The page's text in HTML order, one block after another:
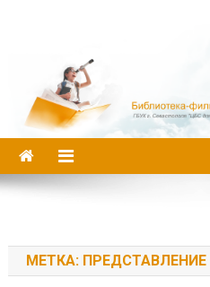
МЕТКА: ПРЕДСТАВЛЕНИЕ